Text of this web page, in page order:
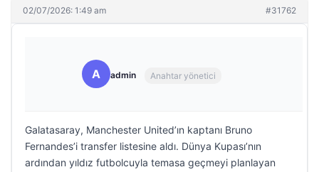
02/07/2026: 1:49 am #31762
A admin Anahtar yönetici
Galatasaray, Manchester United’ın kaptanı Bruno
Fernandes’i transfer listesine aldı. Dünya Kupası’nın
ardından yıldız futbolcuyla temasa geçmeyi planlayan